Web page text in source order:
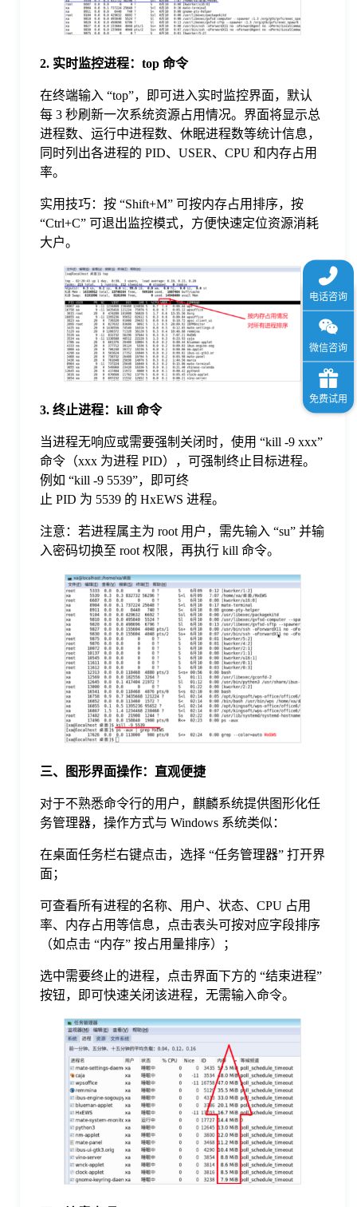
2. 实时监控进程：top 命令
在终端输入 “top”，即可进入实时监控界面，默认
每 3 秒刷新一次系统资源占用情况。界面将显示总
进程数、运行中进程数、休眠进程数等统计信息，
同时列出各进程的 PID、USER、CPU 和内存占用
率。
实用技巧：按 “Shift+M” 可按内存占用排序，按
“Ctrl+C” 可退出监控模式，方便快速定位资源消耗
大户。
3. 终止进程：kill 命令
当进程无响应或需要强制关闭时，使用 “kill -9 xxx”
命令（xxx 为进程 PID），可强制终止目标进程。
例如 “kill -9 5539”，即可终
止 PID 为 5539 的 HxEWS 进程。
注意：若进程属主为 root 用户，需先输入 “su” 并输
入密码切换至 root 权限，再执行 kill 命令。
三、图形界面操作：直观便捷
对于不熟悉命令行的用户，麒麟系统提供图形化任
务管理器，操作方式与 Windows 系统类似：
在桌面任务栏右键点击，选择 “任务管理器” 打开界
面；
可查看所有进程的名称、用户、状态、CPU 占用
率、内存占用等信息，点击表头可按对应字段排序
（如点击 “内存” 按占用量排序）；
选中需要终止的进程，点击界面下方的 “结束进程”
按钮，即可快速关闭该进程，无需输入命令。